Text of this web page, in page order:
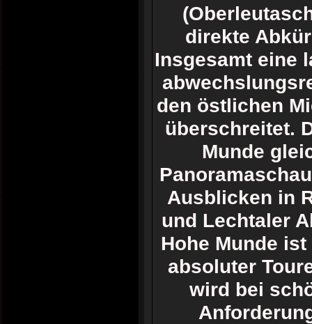
direkte
Insgesamt eine
den östlichen
überschreitet.
Munde
Ausblicken in
und Lechtaler
Hohe Munde
absoluter
wird bei